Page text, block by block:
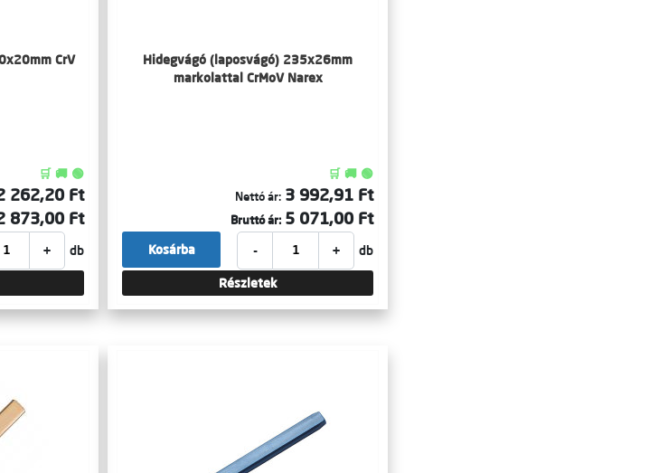
CrV
🛒 🚚 🟢
262,20 Ft
873,00 Ft
+ db
Hidegvágó (laposvágó) 235x26mm
markolattal CrMoV Narex
🛒 🚚 🟢
Nettó ár: 3 992,91 Ft
Bruttó ár: 5 071,00 Ft
- + db
Kosárba
Részletek